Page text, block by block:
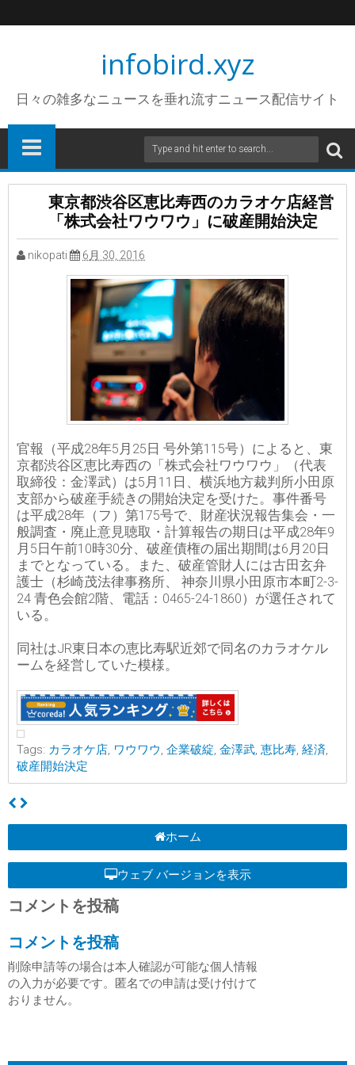
infobird.xyz
日々の雑多なニュースを垂れ流すニュース配信サイト
東京都渋谷区恵比寿西のカラオケ店経営
「株式会社ワウワウ」に破産開始決定
nikopati 6月 30, 2016
官報（平成28年5月25日 号外第115号）によると、東
京都渋谷区恵比寿西の「株式会社ワウワウ」（代表
取締役：金澤武）は5月11日、横浜地方裁判所小田原
支部から破産手続きの開始決定を受けた。事件番号
は平成28年（フ）第175号で、財産状況報告集会・一
般調査・廃止意見聴取・計算報告の期日は平成28年9
月5日午前10時30分、破産債権の届出期間は6月20日
までとなっている。また、破産管財人には古田玄弁
護士（杉崎茂法律事務所、 神奈川県小田原市本町2-3-
24 青色会館2階、電話：0465-24-1860）が選任されて
いる。
同社はJR東日本の恵比寿駅近郊で同名のカラオケル
ームを経営していた模様。
Tags: カラオケ店 ワウワウ 企業破綻 金澤武 恵比寿 経済
破産開始決定
ホーム
ウェブ バージョンを表示
コメントを投稿
コメントを投稿
削除申請等の場合は本人確認が可能な個人情報
の入力が必要です。匿名での申請は受け付けて
おりません。